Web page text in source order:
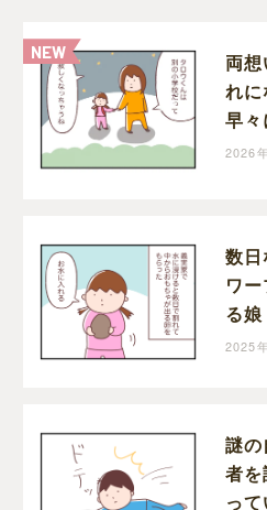
両
れに
早
つ切
2026
数
ワ
る
2025
謎
者
っ